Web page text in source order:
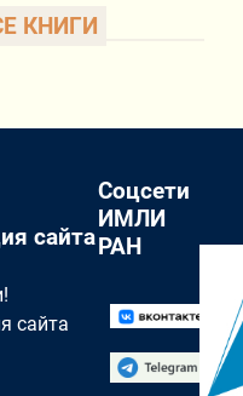
КНИГИ
сайта
сайта
Соцсети
ИМЛИ
РАН